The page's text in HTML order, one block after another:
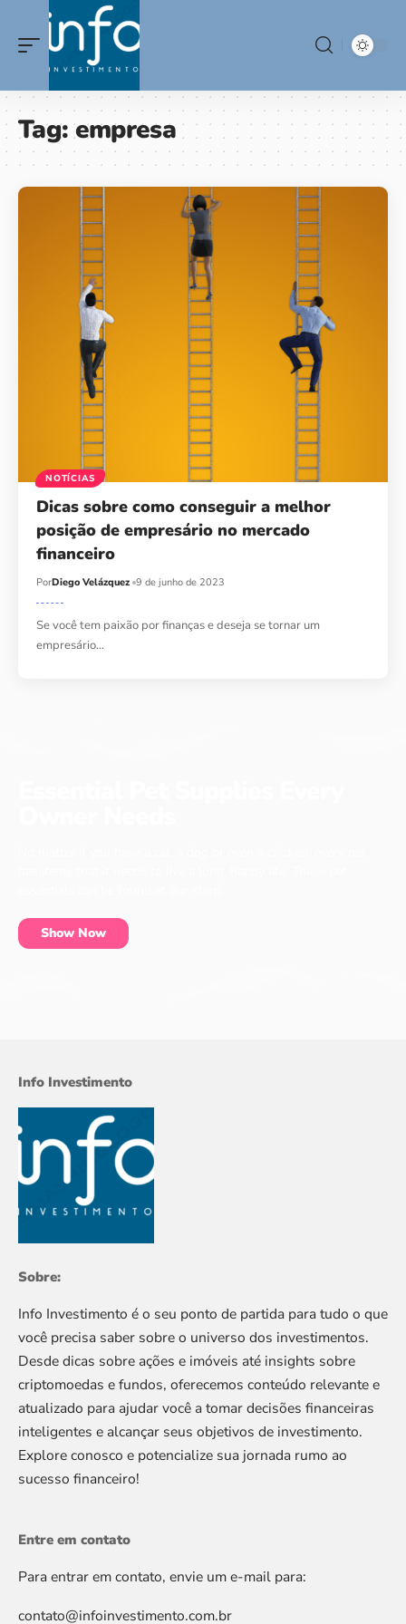
Tag:empresa
NOTÍCIAS
Dicas sobre como conseguir a melhor
posição de empresário no mercado
financeiro
PorDiego Velázquez 9 de junho de 2023
Se você tem paixão por finanças e deseja se tornar um
empresário…
Show Now
Info Investimento
Sobre:
Info Investimento é o seu ponto de partida para tudo o que
você precisa saber sobre o universo dos investimentos.
Desde dicas sobre ações e imóveis até insights sobre
criptomoedas e fundos, oferecemos conteúdo relevante e
atualizado para ajudar você a tomar decisões financeiras
inteligentes e alcançar seus objetivos de investimento.
Explore conosco e potencialize sua jornada rumo ao
sucesso financeiro!
Entre em contato
Para entrar em contato, envie um e-mail para:
contato@infoinvestimento.com.br